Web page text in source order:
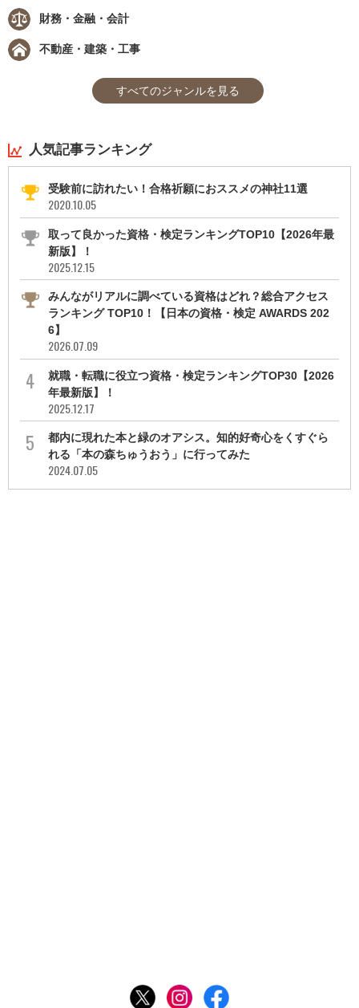
財務・金融・会計
不動産・建築・工事
すべてのジャンルを見る
人気記事ランキング
受験前に訪れたい！合格祈願におススメの神社11選
2020.10.05
取って良かった資格・検定ランキングTOP10【2026年最
新版】！
2025.12.15
みんながリアルに調べている資格はどれ？総合アクセス
ランキング TOP10！【日本の資格・検定 AWARDS 202
6】
2026.07.09
就職・転職に役立つ資格・検定ランキングTOP30【2026
年最新版】！
2025.12.17
都内に現れた本と緑のオアシス。知的好奇心をくすぐら
れる「本の森ちゅうおう」に行ってみた
2024.07.05